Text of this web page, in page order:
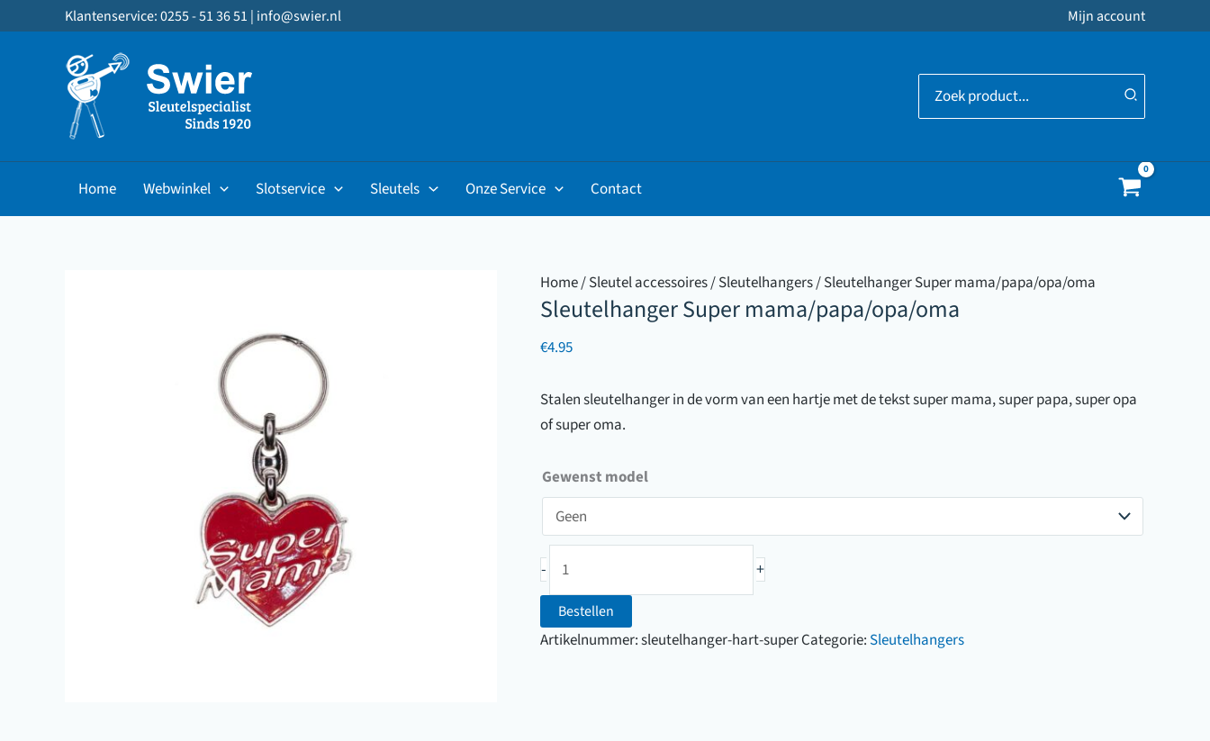
naar
Klantenservice: 0255 - 51 36 51 | info@swier.nl Mijn account
Zoeken
naar:
Home Webwinkel Slotservice Sleutels Onze Service Contact
Home/Sleutel accessoires/Sleutelhangers/ Sleutelhanger Super mama/papa/opa/oma
Sleutelhanger Super mama/papa/opa/oma
€4.95
Stalen sleutelhanger in de vorm van een hartje met de tekst super mama, super papa, super opa
of super oma.
Gewenst model
-
Super
mama/papa/opa/oma
aantal
+
Bestellen
Artikelnummer:sleutelhanger-hart-superCategorie: Sleutelhangers